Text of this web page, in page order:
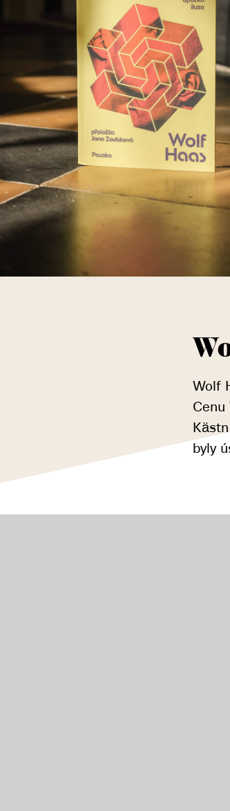
Wolf
Cenu
byly